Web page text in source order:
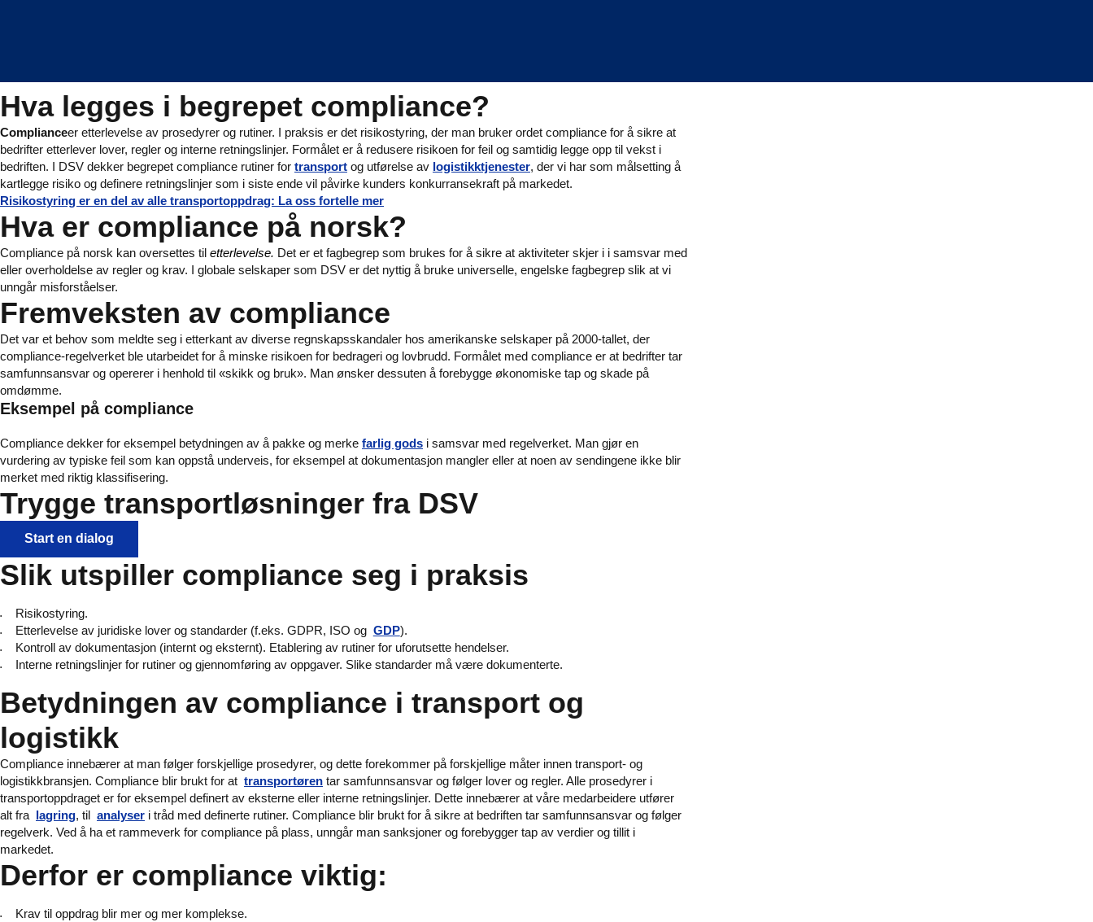
Hva legges i begrepet compliance?
Complianceer etterlevelse av prosedyrer og rutiner. I praksis er det risikostyring, der man bruker ordet compliance for å sikre at
bedrifter etterlever lover, regler og interne retningslinjer. Formålet er å redusere risikoen for feil og samtidig legge opp til vekst i
bedriften. I DSV dekker begrepet compliance rutiner for transport og utførelse av logistikktjenester, der vi har som målsetting å
kartlegge risiko og definere retningslinjer som i siste ende vil påvirke kunders konkurransekraft på markedet.
Risikostyring er en del av alle transportoppdrag: La oss fortelle mer
Hva er compliance på norsk?
Compliance på norsk kan oversettes til etterlevelse. Det er et fagbegrep som brukes for å sikre at aktiviteter skjer i i samsvar med
eller overholdelse av regler og krav. I globale selskaper som DSV er det nyttig å bruke universelle, engelske fagbegrep slik at vi
unngår misforståelser.
Fremveksten av compliance
Det var et behov som meldte seg i etterkant av diverse regnskapsskandaler hos amerikanske selskaper på 2000-tallet, der
compliance-regelverket ble utarbeidet for å minske risikoen for bedrageri og lovbrudd. Formålet med compliance er at bedrifter tar
samfunnsansvar og opererer i henhold til «skikk og bruk». Man ønsker dessuten å forebygge økonomiske tap og skade på
omdømme.
Eksempel på compliance
Compliance dekker for eksempel betydningen av å pakke og merke farlig gods i samsvar med regelverket. Man gjør en
vurdering av typiske feil som kan oppstå underveis, for eksempel at dokumentasjon mangler eller at noen av sendingene ikke blir
merket med riktig klassifisering.
Trygge transportløsninger fra DSV
Start en dialog
Slik utspiller compliance seg i praksis
Risikostyring.
Etterlevelse av juridiske lover og standarder (f.eks. GDPR, ISO og GDP).
Kontroll av dokumentasjon (internt og eksternt). Etablering av rutiner for uforutsette hendelser.
Interne retningslinjer for rutiner og gjennomføring av oppgaver. Slike standarder må være dokumenterte.
Betydningen av compliance i transport og
logistikk
Compliance innebærer at man følger forskjellige prosedyrer, og dette forekommer på forskjellige måter innen transport- og
logistikkbransjen. Compliance blir brukt for at transportøren tar samfunnsansvar og følger lover og regler. Alle prosedyrer i
transportoppdraget er for eksempel definert av eksterne eller interne retningslinjer. Dette innebærer at våre medarbeidere utfører
alt fra lagring, til analyser i tråd med definerte rutiner. Compliance blir brukt for å sikre at bedriften tar samfunnsansvar og følger
regelverk. Ved å ha et rammeverk for compliance på plass, unngår man sanksjoner og forebygger tap av verdier og tillit i
markedet.
Derfor er compliance viktig:
Krav til oppdrag blir mer og mer komplekse.